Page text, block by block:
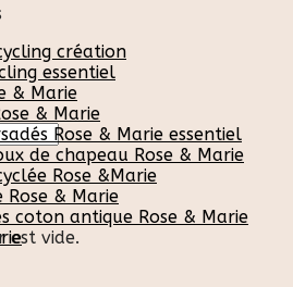
est vide.
création
essentiel
& Marie
& Marie
Rose & Marie essentiel
de chapeau Rose & Marie
Rose &Marie
Rose & Marie
coton antique Rose & Marie